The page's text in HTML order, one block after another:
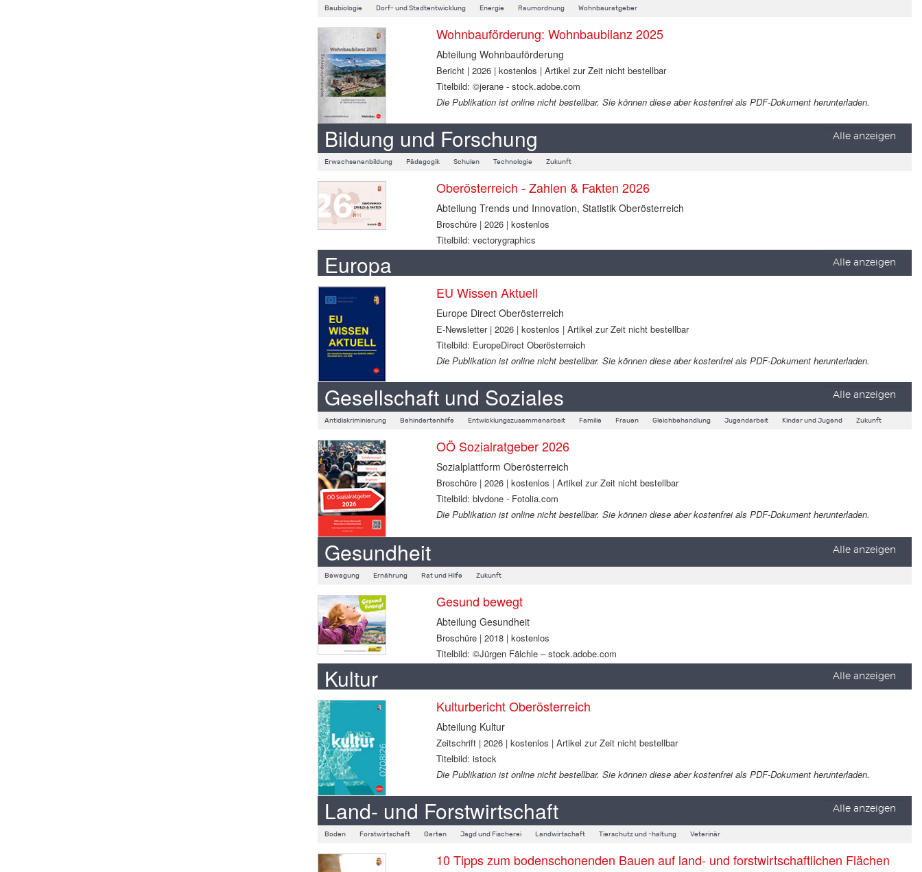
Baubiologie Dorf- und Stadtentwicklung Energie Raumordnung Wohnbauratgeber
Wohnbauförderung: Wohnbaubilanz 2025
Abteilung Wohnbauförderung
Bericht | 2026 | kostenlos | Artikel zur Zeit nicht bestellbar
Titelbild: ©jerane - stock.adobe.com
Die Publikation ist online nicht bestellbar. Sie können diese aber kostenfrei als PDF-Dokument herunterladen.
Bildung und Forschung Alle anzeigen
Erwachsenenbildung Pädagogik Schulen Technologie Zukunft
Oberösterreich - Zahlen & Fakten 2026
Abteilung Trends und Innovation, Statistik Oberösterreich
Broschüre | 2026 | kostenlos
Titelbild: vectorygraphics
Europa Alle anzeigen
EU Wissen Aktuell
Europe Direct Oberösterreich
E-Newsletter | 2026 | kostenlos | Artikel zur Zeit nicht bestellbar
Titelbild: EuropeDirect Oberösterreich
Die Publikation ist online nicht bestellbar. Sie können diese aber kostenfrei als PDF-Dokument herunterladen.
Gesellschaft und Soziales Alle anzeigen
Antidiskriminierung Behindertenhilfe Entwicklungszusammenarbeit Familie Frauen Gleichbehandlung Jugendarbeit Kinder und Jugend Zukunft
OÖ Sozialratgeber 2026
Sozialplattform Oberösterreich
Broschüre | 2026 | kostenlos | Artikel zur Zeit nicht bestellbar
Titelbild: blvdone - Fotolia.com
Die Publikation ist online nicht bestellbar. Sie können diese aber kostenfrei als PDF-Dokument herunterladen.
Gesundheit Alle anzeigen
Bewegung Ernährung Rat und Hilfe Zukunft
Gesund bewegt
Abteilung Gesundheit
Broschüre | 2018 | kostenlos
Titelbild: ©Jürgen Fälchle – stock.adobe.com
Kultur Alle anzeigen
Kulturbericht Oberösterreich
Abteilung Kultur
Zeitschrift | 2026 | kostenlos | Artikel zur Zeit nicht bestellbar
Titelbild: istock
Die Publikation ist online nicht bestellbar. Sie können diese aber kostenfrei als PDF-Dokument herunterladen.
Land- und Forstwirtschaft Alle anzeigen
Boden Forstwirtschaft Garten Jagd und Fischerei Landwirtschaft Tierschutz und -haltung Veterinär
10 Tipps zum bodenschonenden Bauen auf land- und forstwirtschaftlichen Flächen